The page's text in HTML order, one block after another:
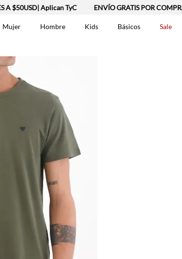
$50USD| Aplican TyC ENVÍO GRATIS POR
Mujer Hombre Kids Básicos Sale
Camisetas
Chaqueta
Bermuda
Jean Hombre
Vestido
Tshirt-Negro-Tsh-Ent-0007699
Polo
Falda